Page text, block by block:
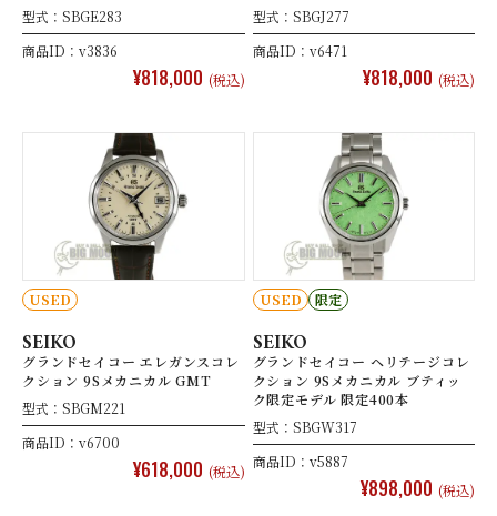
型式：SBGE283
商品ID：v3836
¥818,000 (税込)
型式：SBGJ277
商品ID：v6471
¥818,000 (税込)
USED
SEIKO
グランドセイコー エレガンスコレ
クション 9Sメカニカル GMT
型式：SBGM221
商品ID：v6700
¥618,000 (税込)
USED 限定
SEIKO
グランドセイコー ヘリテージコレ
クション 9Sメカニカル ブティッ
ク限定モデル 限定400本
型式：SBGW317
商品ID：v5887
¥898,000 (税込)